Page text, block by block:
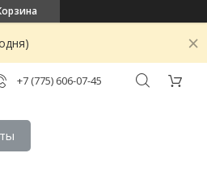
+7 (775) 606-07-45